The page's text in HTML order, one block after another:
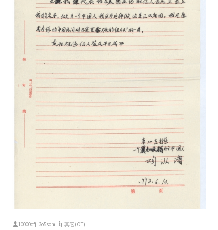
10000cfj_3o5som 其它(OT)